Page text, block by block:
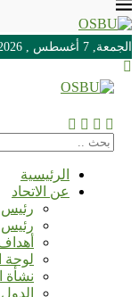
الجمعة, 7 أغسطس , 2026
الرئيسية
عن الاتحاد
رئيس
رئيس
نشأة